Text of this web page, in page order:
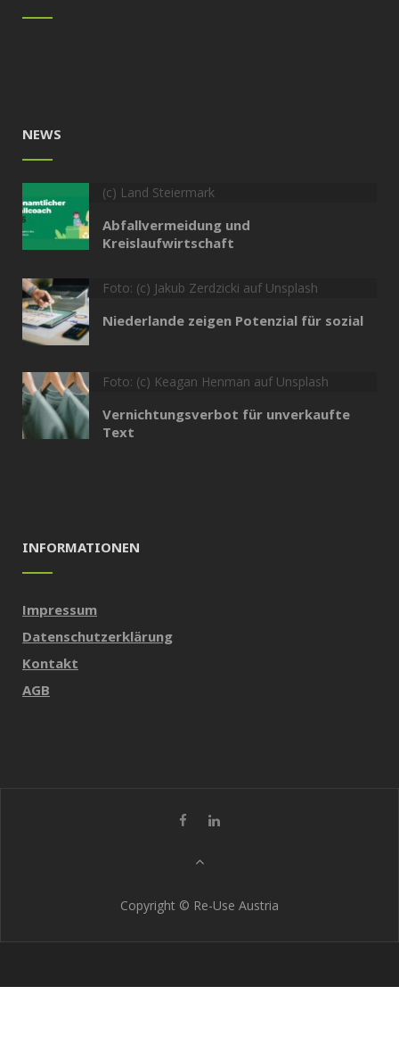
NEWS
(c) Land Steiermark
Abfallvermeidung und
Kreislaufwirtschaft
Foto: (c) Jakub Zerdzicki auf Unsplash
Niederlande zeigen Potenzial für sozial
Foto: (c) Keagan Henman auf Unsplash
Vernichtungsverbot für unverkaufte
Text
INFORMATIONEN
Impressum
Datenschutzerklärung
Kontakt
AGB
Copyright © Re-Use Austria